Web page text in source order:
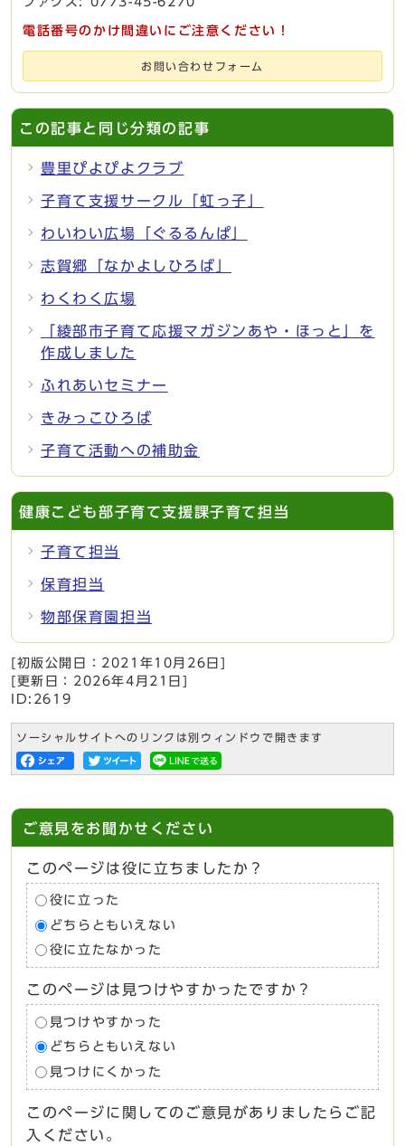
電話番号のかけ間違いにご注意ください！
お問い合わせフォーム
この記事と同じ分類の記事
豊里ぴよぴよクラブ
子育て支援サークル「虹っ子」
わいわい広場「ぐるるんぱ」
志賀郷「なかよしひろば」
わくわく広場
「綾部市子育て応援マガジンあや・ほっと」を
作成しました
ふれあいセミナー
きみっこひろば
子育て活動への補助金
健康こども部子育て支援課子育て担当
子育て担当
保育担当
物部保育園担当
[初版公開日： 2021年10月26日
[更新日： 2026年4月21日
ID:2619
ソーシャルサイトへのリンクは別ウィンドウで開きます
ご意見をお聞かせください
このページは役に立ちましたか？
役に立った
どちらともいえない
役に立たなかった
このページは見つけやすかったですか？
見つけやすかった
どちらともいえない
見つけにくかった
このページに関してのご意見がありましたらご記
入ください。